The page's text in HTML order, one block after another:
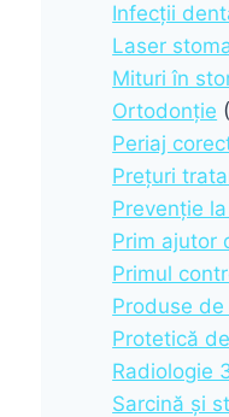
Infecții
Laser
Mituri în
Ortodonție
Periaj
Prețuri
Prevenție
Prim ajutor
Primul
Produse
Protetică
Radiologie
Sarcină și